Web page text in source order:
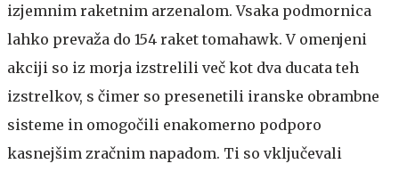
izjemnim raketnim arzenalom. Vsaka podmornica
lahko prevaža do 154 raket tomahawk. V omenjeni
akciji so iz morja izstrelili več kot dva ducata teh
izstrelkov, s čimer so presenetili iranske obrambne
sisteme in omogočili enakomerno podporo
kasnejšim zračnim napadom. Ti so vključevali